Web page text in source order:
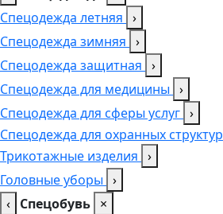
Спецодежда летняя ›
Спецодежда зимняя ›
Спецодежда защитная ›
Спецодежда для медицины ›
Спецодежда для сферы услуг ›
Спецодежда для охранных структур
Трикотажные изделия ›
Головные уборы ›
‹ Спецобувь ×